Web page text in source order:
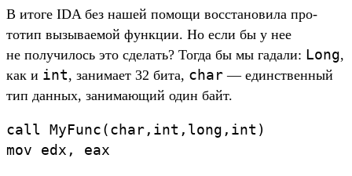
В ито­ге IDA без нашей помощи вос­ста­нови­ла про­
тотип вызыва­емой фун­кции. Но если бы у нее
не получи­лось это сде­лать? Тог­да бы мы гадали: Long,
как и int, занима­ет 32 бита, char — единс­твен­ный
тип дан­ных, занима­ющий один байт.
call MyFunc(char, int , long , int )
mov
edx , eax